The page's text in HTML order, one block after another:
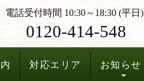
対応エリア お知らせ
電話受付時間 10:30～18:30 (平日)
0120-414-548